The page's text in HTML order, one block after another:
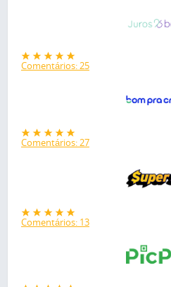
Comentários: 25
Comentários: 27
Comentários: 13